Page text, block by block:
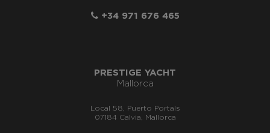
+34 971 676 465
PRESTIGE YACHT
Mallorca
Local 58, Puerto Portals
07184 Calvia, Mallorca